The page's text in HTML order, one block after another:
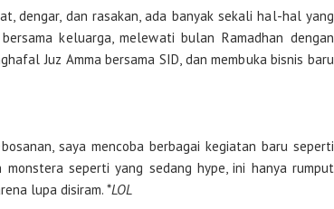
dengar, dan rasakan, ada banyak sekali hal-hal yang
keluarga, melewati bulan Ramadhan dengan
Juz Amma bersama SID, dan membuka bisnis baru
saya mencoba berbagai kegiatan baru seperti
seperti yang sedang hype, ini hanya rumput
lupa disiram. *LOL